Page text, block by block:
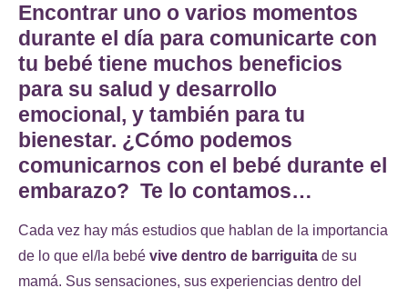
Encontrar uno o varios momentos
durante el día para comunicarte con
tu bebé tiene muchos beneficios
para su salud y desarrollo
emocional, y también para tu
bienestar. ¿Cómo podemos
comunicarnos con el bebé durante el
embarazo? Te lo contamos…
Cada vez hay más estudios que hablan de la importancia
de lo que el/la bebé vive dentro de barriguita de su
mamá. Sus sensaciones, sus experiencias dentro del